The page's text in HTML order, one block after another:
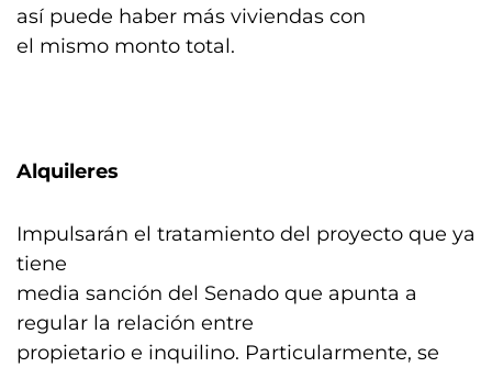
así puede haber más viviendas con
el mismo monto total.
Alquileres
Impulsarán el tratamiento del proyecto que ya
tiene
media sanción del Senado que apunta a
regular la relación entre
propietario e inquilino. Particularmente, se